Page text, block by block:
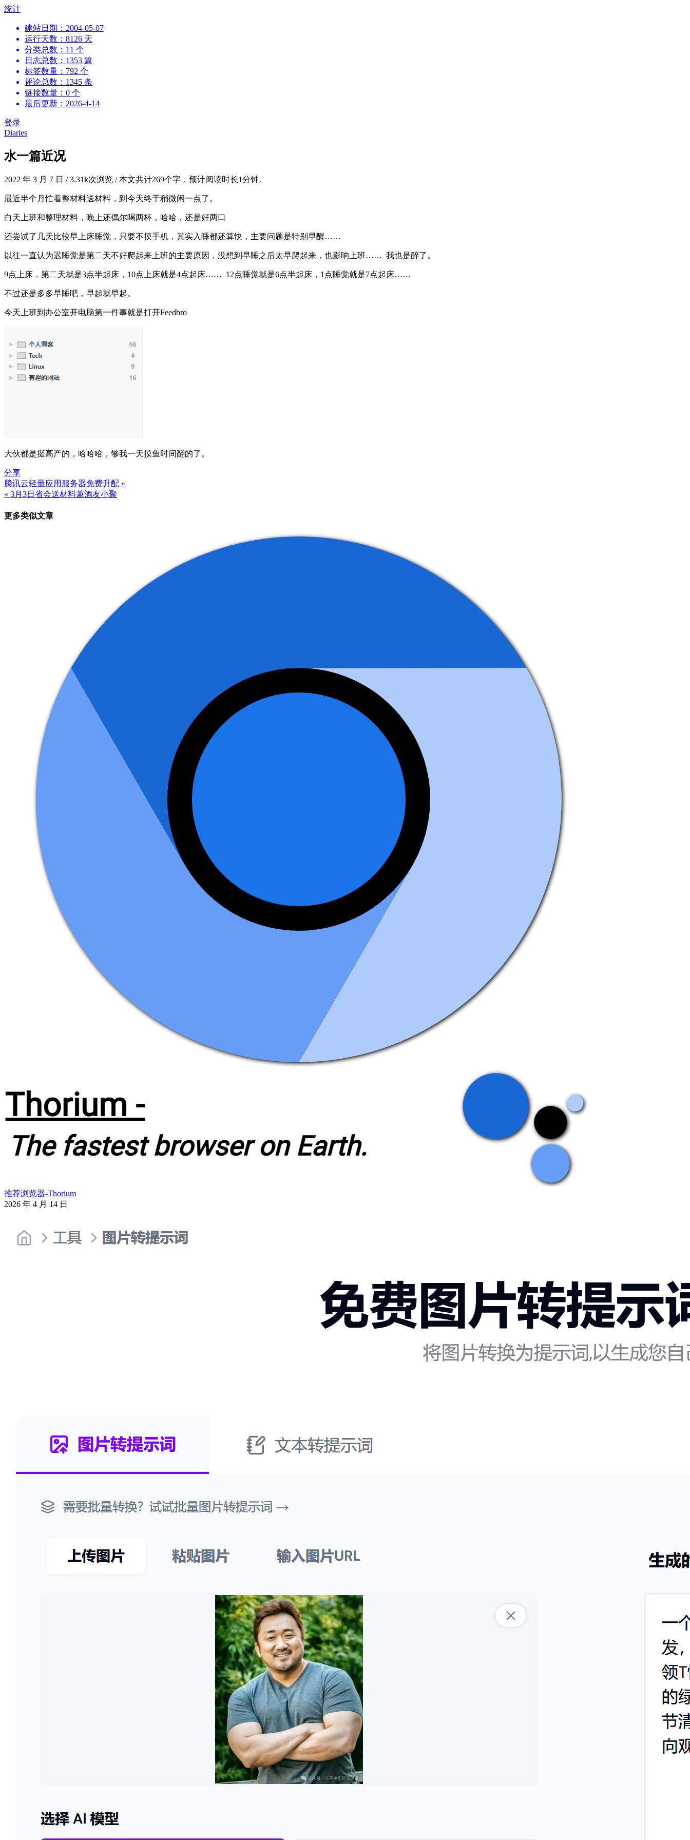
跳
统计
建站日期：2004-05-07
运行天数：8126 天
分类总数：11 个
日志总数：1353 篇
标签数量：792 个
评论总数：1345 条
链接数量：0 个
最后更新：2026-4-14
登录
Diaries
水一篇近况
2022 年 3 月 7 日 /3.31k次浏览 /本文共计269个字，预计阅读时长1分钟。
最近半个月忙着整材料送材料，到今天终于稍微闲一点了。
白天上班和整理材料，晚上还偶尔喝两杯，哈哈，还是好两口
还尝试了几天比较早上床睡觉，只要不摸手机，其实入睡都还算快，主要问题是特别早醒……
以往一直认为迟睡觉是第二天不好爬起来上班的主要原因，没想到早睡之后太早爬起来，也影响上班…… 我也是醉了。
9点上床，第二天就是3点半起床，10点上床就是4点起床…… 12点睡觉就是6点半起床，1点睡觉就是7点起床……
不过还是多多早睡吧，早起就早起。
今天上班到办公室开电脑第一件事就是打开Feedbro
大伙都是挺高产的，哈哈哈，够我一天摸鱼时间翻的了。
分享
文
章
导
腾讯云轻量应用服务器免费升配 »
« 3月3日省会送材料兼酒友小聚
更多类似文章
推荐浏览器-Thorium
2026 年 4 月 14 日